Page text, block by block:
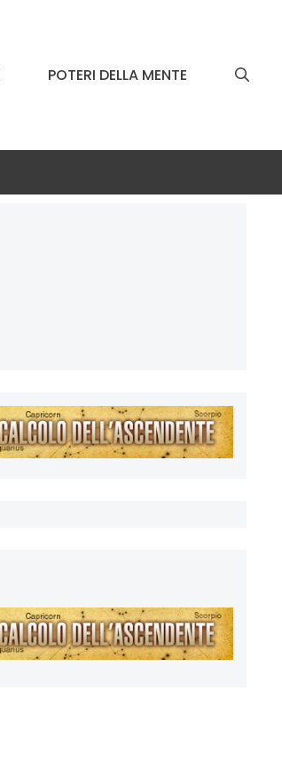
POTERI DELLA MENTE